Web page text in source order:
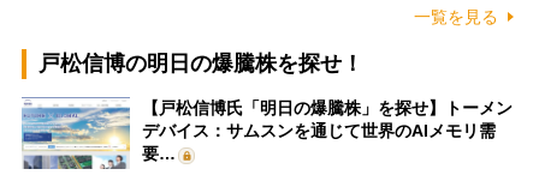
一覧を見る
戸松信博の明日の爆騰株を探せ！
【戸松信博氏「明日の爆騰株」を探せ】トーメン
デバイス：サムスンを通じて世界のAIメモリ需
要…